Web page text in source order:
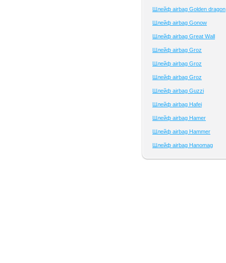
Шлейф airbag Golden dragon
Шлейф airbag Gonow
Шлейф airbag Great Wall
Шлейф airbag Groz
Шлейф airbag Groz
Шлейф airbag Groz
Шлейф airbag Guzzi
Шлейф airbag Hafei
Шлейф airbag Hamer
Шлейф airbag Hammer
Шлейф airbag Hanomag